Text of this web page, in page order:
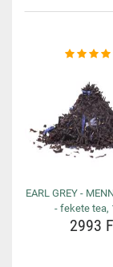
EARL GREY -
- fekete tea,
2993